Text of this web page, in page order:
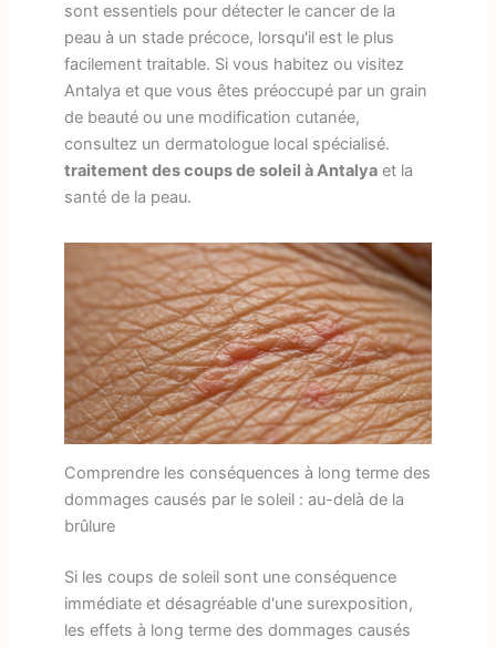
sont essentiels pour détecter le cancer de la
peau à un stade précoce, lorsqu'il est le plus
facilement traitable. Si vous habitez ou visitez
Antalya et que vous êtes préoccupé par un grain
de beauté ou une modification cutanée,
consultez un dermatologue local spécialisé.
traitement des coups de soleil à Antalyaet la
santé de la peau.
Comprendre les conséquences à long terme des
dommages causés par le soleil : au-delà de la
brûlure
Si les coups de soleil sont une conséquence
immédiate et désagréable d'une surexposition,
les effets à long terme des dommages causés